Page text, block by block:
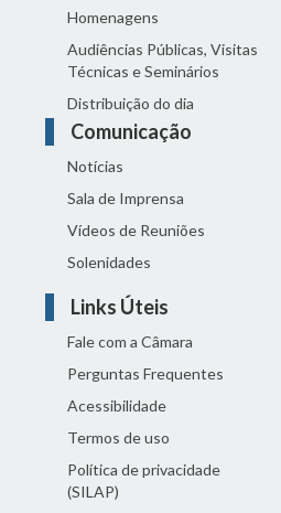
Homenagens
Audiências Públicas, Visitas
Técnicas e Seminários
Distribuição do dia
Comunicação
Notícias
Sala de Imprensa
Vídeos de Reuniões
Solenidades
Links Úteis
Fale com a Câmara
Perguntas Frequentes
Acessibilidade
Termos de uso
Política de privacidade
(SILAP)